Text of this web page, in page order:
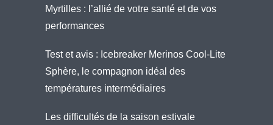
Myrtilles : l’allié de votre santé et de vos
performances
Test et avis : Icebreaker Merinos Cool-Lite
Sphère, le compagnon idéal des
températures intermédiaires
Les difficultés de la saison estivale